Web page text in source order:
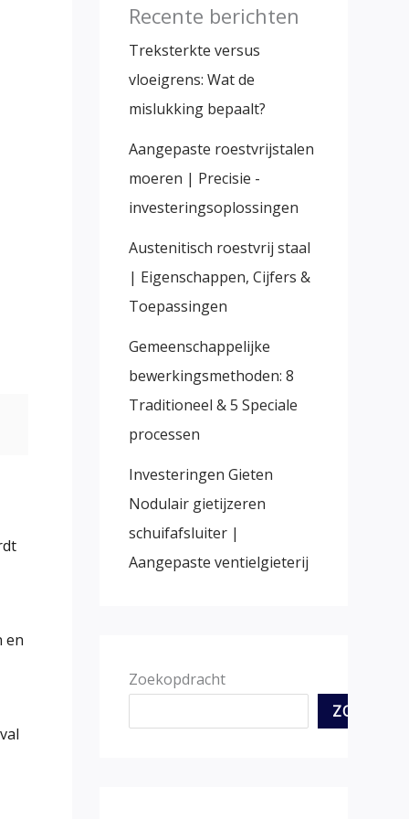
en
Recente berichten
Treksterkte versus
vloeigrens: Wat de
mislukking bepaalt?
Aangepaste roestvrijstalen
moeren | Precisie -
investeringsoplossingen
Austenitisch roestvrij staal
| Eigenschappen, Cijfers &
Toepassingen
Gemeenschappelijke
bewerkingsmethoden: 8
Traditioneel & 5 Speciale
processen
Investeringen Gieten
Nodulair gietijzeren
schuifafsluiter |
Aangepaste ventielgieterij
Zoekopdracht